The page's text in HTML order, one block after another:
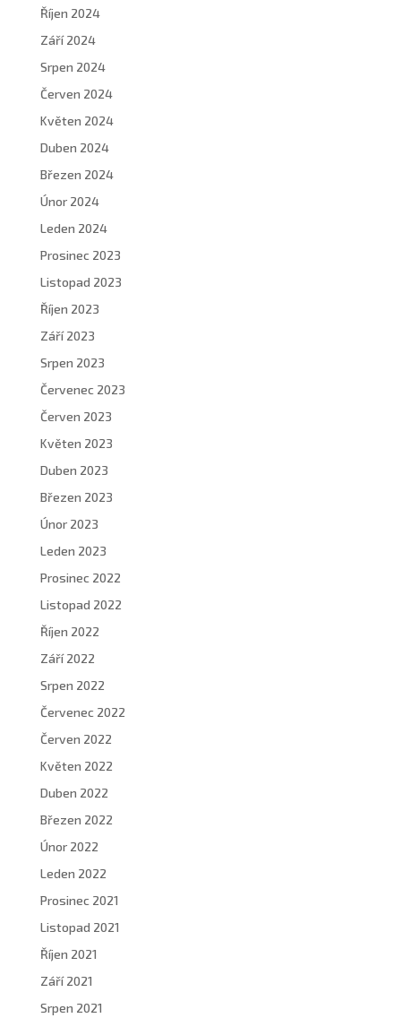
Říjen 2024
Září 2024
Srpen 2024
Červen 2024
Květen 2024
Duben 2024
Březen 2024
Únor 2024
Leden 2024
Prosinec 2023
Listopad 2023
Říjen 2023
Září 2023
Srpen 2023
Červenec 2023
Červen 2023
Květen 2023
Duben 2023
Březen 2023
Únor 2023
Leden 2023
Prosinec 2022
Listopad 2022
Říjen 2022
Září 2022
Srpen 2022
Červenec 2022
Červen 2022
Květen 2022
Duben 2022
Březen 2022
Únor 2022
Leden 2022
Prosinec 2021
Listopad 2021
Říjen 2021
Září 2021
Srpen 2021